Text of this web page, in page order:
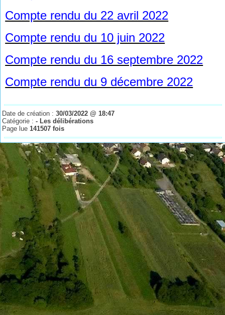
Compte rendu du 22 avril 2022
Compte rendu du 10 juin 2022
Compte rendu du 16 septembre 2022
Compte rendu du 9 décembre 2022
Date de création :30/03/2022 @ 18:47
Catégorie :- Les délibérations
Page lue141507 fois